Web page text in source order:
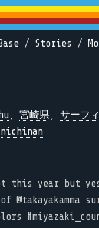
/ Stories /
, 宮崎県, サーフ
nichinan
this year but